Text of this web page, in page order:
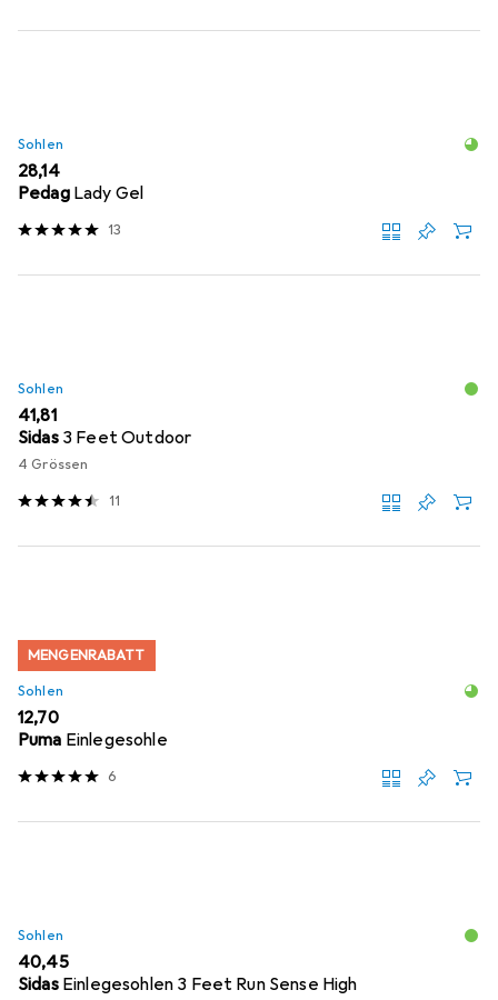
Sohlen
EUR
28,14
Pedag Lady Gel
13
Sohlen
EUR
41,81
Sidas 3 Feet Outdoor
4 Grössen
11
MENGENRABATT
Sohlen
EUR
12,70
Puma Einlegesohle
6
Sohlen
EUR
40,45
Sidas Einlegesohlen 3 Feet Run Sense High